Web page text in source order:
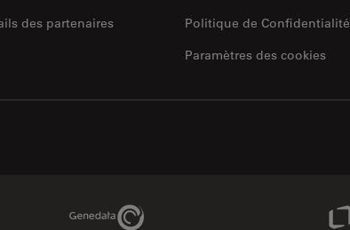
des partenaires
Politique de Confidentialité
Paramètres des cookies
Genedata Link